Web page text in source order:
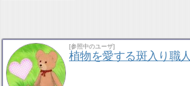
[参照中のユーザ]
植物を愛する斑入り職人